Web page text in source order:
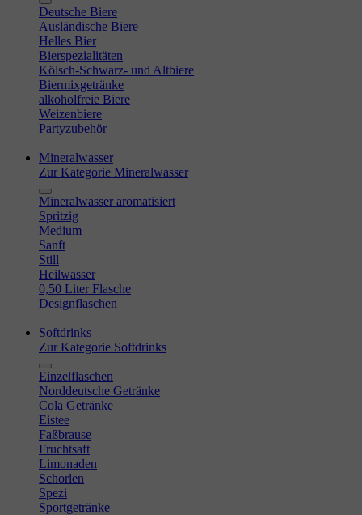
Deutsche Biere
Ausländische Biere
Helles Bier
Bierspezialitäten
Kölsch-Schwarz- und Altbiere
Biermixgetränke
alkoholfreie Biere
Weizenbiere
Partyzubehör
Mineralwasser
Zur Kategorie Mineralwasser
Mineralwasser aromatisiert
Spritzig
Medium
Sanft
Still
Heilwasser
0,50 Liter Flasche
Designflaschen
Softdrinks
Zur Kategorie Softdrinks
Einzelflaschen
Norddeutsche Getränke
Cola Getränke
Eistee
Faßbrause
Fruchtsaft
Limonaden
Schorlen
Spezi
Sportgetränke